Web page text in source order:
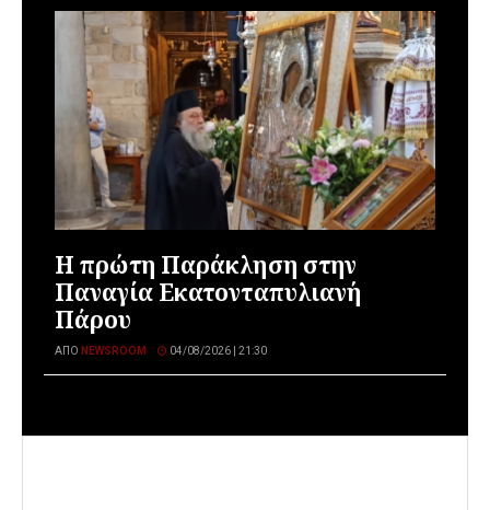
Η πρώτη Παράκληση στην
Παναγία Εκατονταπυλιανή
Πάρου
ΑΠΌ NEWSROOM 04/08/2026 | 21:30